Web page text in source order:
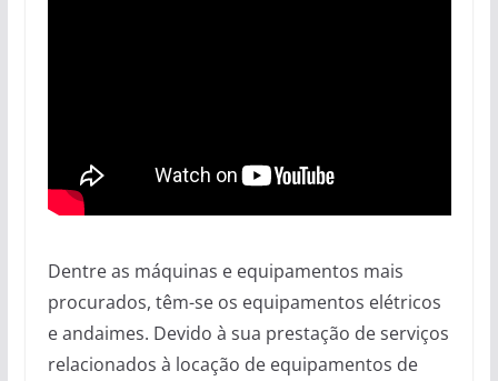
Dentre as máquinas e equipamentos mais
procurados, têm-se os equipamentos elétricos
e andaimes. Devido à sua prestação de serviços
relacionados à locação de equipamentos de